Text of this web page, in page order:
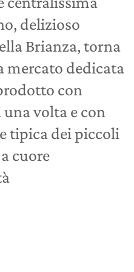
delizioso
Brianza, torna
mercato dedicata
con
volta e con
tipica dei piccoli
cuore